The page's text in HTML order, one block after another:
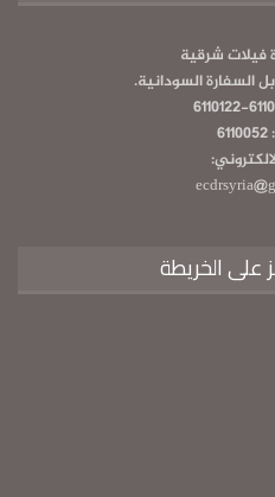
شرقية
السفارة السودانية.
على الخريطة